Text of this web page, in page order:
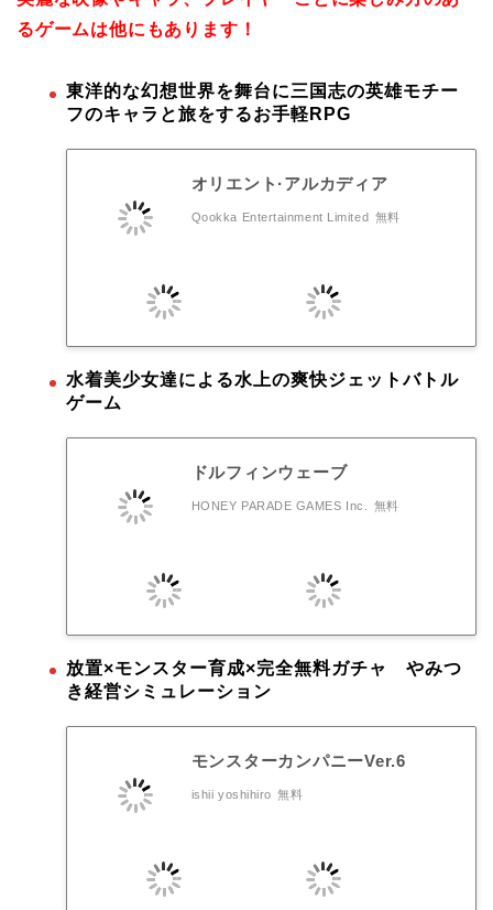
るゲームは他にもあります！
東洋的な幻想世界を舞台に三国志の英雄モチー
フのキャラと旅をするお手軽RPG
オリエント·アルカディア
Qookka Entertainment Limited 無料
水着美少女達による水上の爽快ジェットバトル
ゲーム
ドルフィンウェーブ
HONEY PARADE GAMES Inc. 無料
放置×モンスター育成×完全無料ガチャ やみつ
き経営シミュレーション
モンスターカンパニーVer.6
ishii yoshihiro 無料